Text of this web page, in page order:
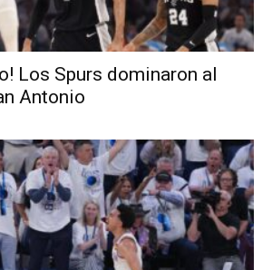
Los Spurs dominaron al
Antonio